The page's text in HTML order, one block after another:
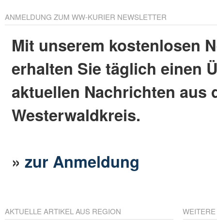
ANMELDUNG ZUM WW-KURIER NEWSLETTER
Mit unserem kostenlosen
erhalten Sie täglich einen
aktuellen Nachrichten aus
Westerwaldkreis.
»zur Anmeldung
AKTUELLE ARTIKEL AUS REGION